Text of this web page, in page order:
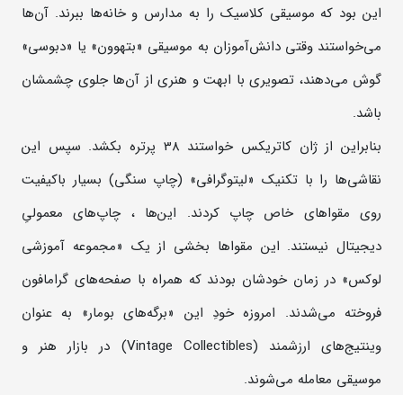
این بود که موسیقی کلاسیک را به مدارس و خانه‌ها ببرند. آن‌ها
می‌خواستند وقتی دانش‌آموزان به موسیقی «بتهوون» یا «دبوسی»
گوش می‌دهند، تصویری با ابهت و هنری از آن‌ها جلوی چشمشان
باشد.
بنابراین از ژان کاتریکس خواستند 38 پرتره بکشد. سپس این
نقاشی‌ها را با تکنیک «لیتوگرافی» (چاپ سنگی) بسیار باکیفیت
روی مقواهای خاص چاپ کردند. این‌ها ، چاپ‌های معمولیِ
دیجیتال نیستند. این مقواها بخشی از یک «مجموعه آموزشی
لوکس» در زمان خودشان بودند که همراه با صفحه‌های گرامافون
فروخته می‌شدند. امروزه خودِ این «برگه‌های بومار» به عنوان
وینتیج‌های ارزشمند (Vintage Collectibles) در بازار هنر و
موسیقی معامله می‌شوند.